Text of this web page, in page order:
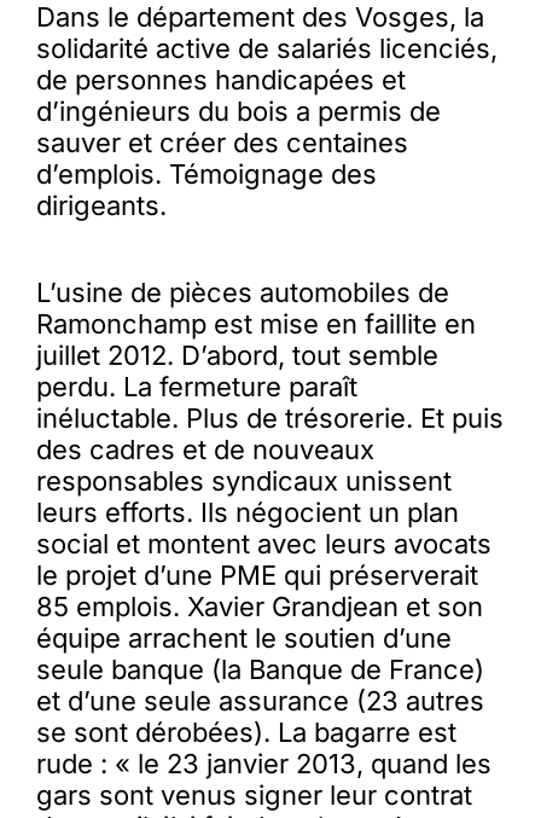
La revue Responsables
Dans le département des Vosges, la
solidarité active de salariés licenciés,
de personnes handicapées et
d’ingénieurs du bois a permis de
sauver et créer des centaines
d’emplois. Témoignage des
dirigeants.
L’usine de pièces automobiles de
Ramonchamp est mise en faillite en
juillet 2012. D’abord, tout semble
perdu. La fermeture paraît
inéluctable. Plus de trésorerie. Et puis
des cadres et de nouveaux
responsables syndicaux unissent
leurs efforts. Ils négocient un plan
social et montent avec leurs avocats
le projet d’une PME qui préserverait
85 emplois. Xavier Grandjean et son
équipe arrachent le soutien d’une
seule banque (la Banque de France)
et d’une seule assurance (23 autres
se sont dérobées). La bagarre est
rude : « le 23 janvier 2013, quand les
gars sont venus signer leur contrat